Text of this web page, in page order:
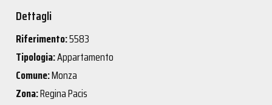
Dettagli
Riferimento:5583
Tipologia:Appartamento
Comune:Monza
Zona:Regina Pacis